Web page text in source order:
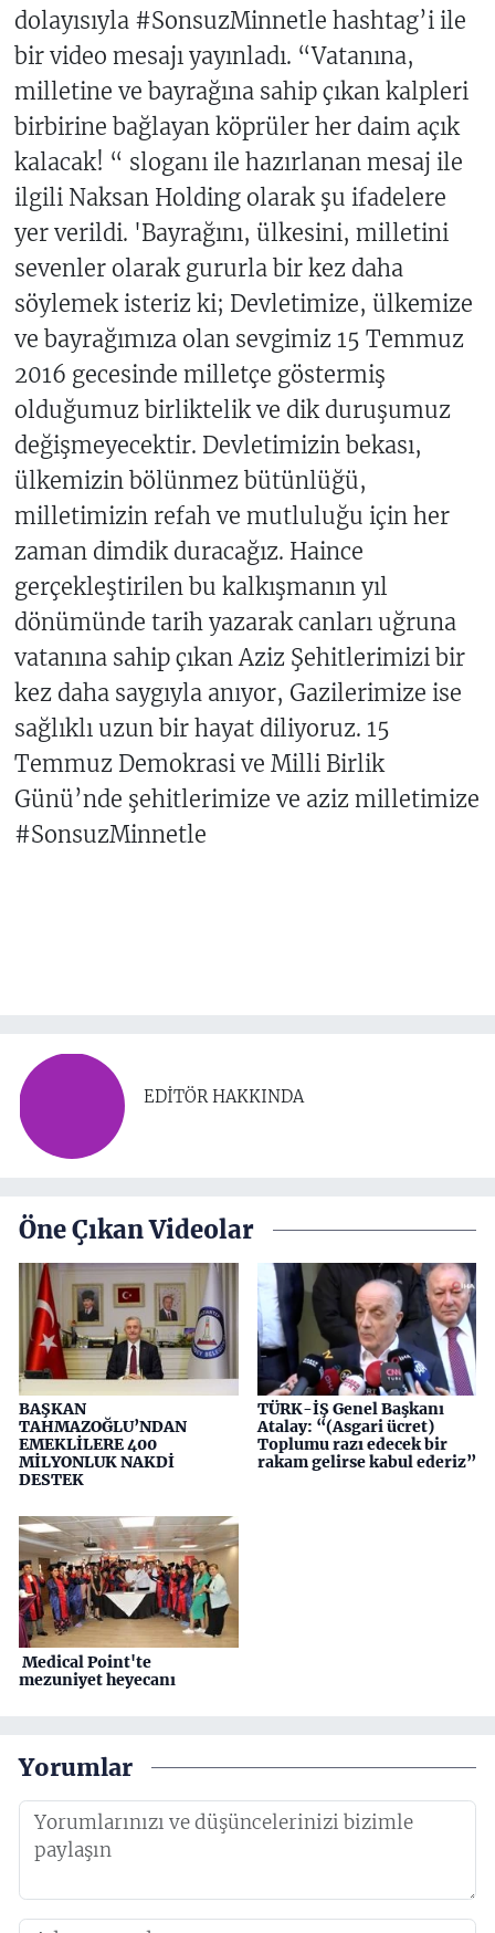
dolayısıyla #SonsuzMinnetle hashtag’i ile
bir video mesajı yayınladı. “Vatanına,
milletine ve bayrağına sahip çıkan kalpleri
birbirine bağlayan köprüler her daim açık
kalacak! “ sloganı ile hazırlanan mesaj ile
ilgili Naksan Holding olarak şu ifadelere
yer verildi. 'Bayrağını, ülkesini, milletini
sevenler olarak gururla bir kez daha
söylemek isteriz ki; Devletimize, ülkemize
ve bayrağımıza olan sevgimiz 15 Temmuz
2016 gecesinde milletçe göstermiş
olduğumuz birliktelik ve dik duruşumuz
değişmeyecektir. Devletimizin bekası,
ülkemizin bölünmez bütünlüğü,
milletimizin refah ve mutluluğu için her
zaman dimdik duracağız. Haince
gerçekleştirilen bu kalkışmanın yıl
dönümünde tarih yazarak canları uğruna
vatanına sahip çıkan Aziz Şehitlerimizi bir
kez daha saygıyla anıyor, Gazilerimize ise
sağlıklı uzun bir hayat diliyoruz. 15
Temmuz Demokrasi ve Milli Birlik
Günü’nde şehitlerimize ve aziz milletimize
#SonsuzMinnetle
EDITÖR HAKKINDA
Öne Çıkan Videolar
BAŞKAN
TAHMAZOĞLU’NDAN
EMEKLİLERE 400
MİLYONLUK NAKDİ
DESTEK
TÜRK-İŞ Genel Başkanı
Atalay: “(Asgari ücret)
Toplumu razı edecek bir
rakam gelirse kabul ederiz”
Medical Point'te
mezuniyet heyecanı
Yorumlar